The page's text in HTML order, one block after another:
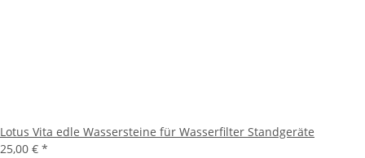
Lotus Vita edle Wassersteine für Wasserfilter Standgeräte
25,00 € *